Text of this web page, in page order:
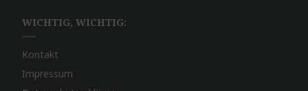
WICHTIG, WICHTIG:
Kontakt
Impressum